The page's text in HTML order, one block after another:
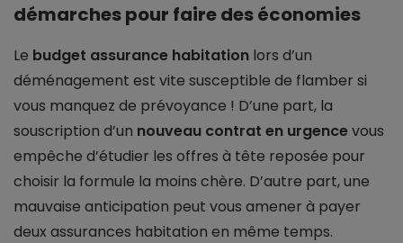
démarches pour faire des économies
Le budget assurance habitation lors d’un
déménagement est vite susceptible de flamber si
vous manquez de prévoyance ! D’une part, la
souscription d’un nouveau contrat en urgencevous
empêche d’étudier les offres à tête reposée pour
choisir la formule la moins chère. D’autre part, une
mauvaise anticipation peut vous amener à payer
deux assurances habitation en même temps.